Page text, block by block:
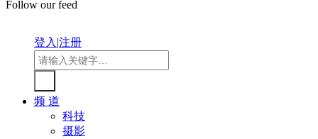
Follow our feed
登入|注册
频 道
科技
摄影